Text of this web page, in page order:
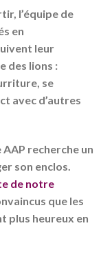
l’équipe de
en
leur
des lions :
se
avec d’autres
recherche un
son enclos.
de notre
que les
plus heureux en